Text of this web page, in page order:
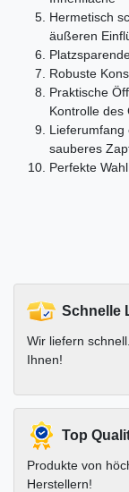
Hermetisch
äußeren
Robuste
Praktische
Kontrolle des
Lieferumfang
sauberes
Perfekte
Schnelle
Wir liefern
Ihnen!
Top
Produkte von
Herstellern!